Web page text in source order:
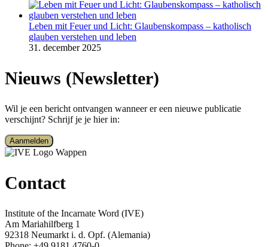
Leben mit Feuer und Licht: Glaubenskompass – katholisch
glauben verstehen und leben
31. december 2025
Nieuws (Newsletter)
Wil je een bericht ontvangen wanneer er een nieuwe publicatie
verschijnt? Schrijf je je hier in:
Aanmelden
Contact
Institute of the Incarnate Word (IVE)
Am Mariahilfberg 1
92318 Neumarkt i. d. Opf. (Alemania)